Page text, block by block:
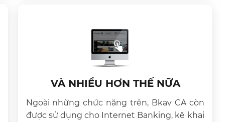
VÀ NHIỀU HƠN THẾ NỮA
Ngoài những chức năng trên, Bkav CA còn
được sử dụng cho Internet Banking, kê khai